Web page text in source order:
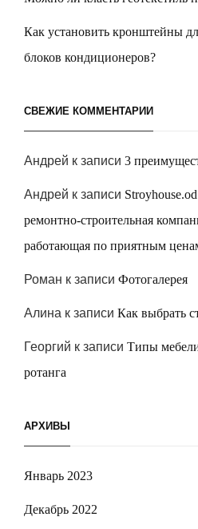
Как установить кронштейны
блоков кондиционеров?
СВЕЖИЕ КОММЕНТАРИИ
Андрей к записи 3
Андрей к записи
ремонтно-строительная
работающая по приятным
Роман к записи Фотогалерея
Алина к записи Как выбрать
Георгий к записи Типы
ротанга
АРХИВЫ
Январь 2023
Декабрь 2022